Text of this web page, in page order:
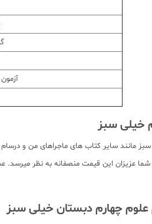
آزمون
خیلی سبز
مانند سایر کتاب های ماجراهای من و
عزیزان این قیمت منصفانه به نظر